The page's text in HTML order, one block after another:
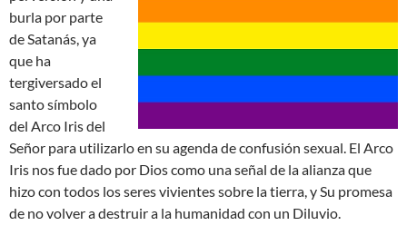
burla por parte
de Satanás, ya
que ha
tergiversado el
santo símbolo
del Arco Iris del
Señor para utilizarlo en su agenda de confusión sexual. El Arco
Iris nos fue dado por Dios como una señal de la alianza que
hizo con todos los seres vivientes sobre la tierra, y Su promesa
de no volver a destruir a la humanidad con un Diluvio.